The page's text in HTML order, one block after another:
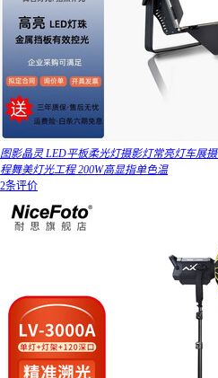
图影晶灵 LED平板柔光灯摄影灯常亮灯车展
程舞美灯光工程 200W高显指单色温
2条评价